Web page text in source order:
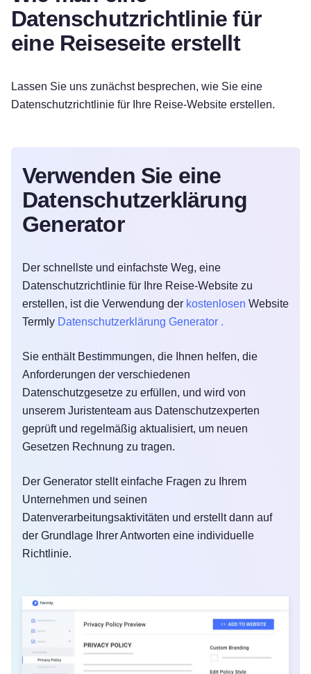
Datenschutzrichtlinie für
eine Reiseseite erstellt
Lassen Sie uns zunächst besprechen, wie Sie eine
Datenschutzrichtlinie für Ihre Reise-Website erstellen.
Verwenden Sie eine
Datenschutzerklärung
Generator
Der schnellste und einfachste Weg, eine
Datenschutzrichtlinie für Ihre Reise-Website zu
erstellen, ist die Verwendung der kostenlosen Website
Termly Datenschutzerklärung Generator .
Sie enthält Bestimmungen, die Ihnen helfen, die
Anforderungen der verschiedenen
Datenschutzgesetze zu erfüllen, und wird von
unserem Juristenteam aus Datenschutzexperten
geprüft und regelmäßig aktualisiert, um neuen
Gesetzen Rechnung zu tragen.
Der Generator stellt einfache Fragen zu Ihrem
Unternehmen und seinen
Datenverarbeitungsaktivitäten und erstellt dann auf
der Grundlage Ihrer Antworten eine individuelle
Richtlinie.